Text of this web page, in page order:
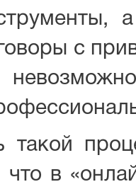
с
такой
в